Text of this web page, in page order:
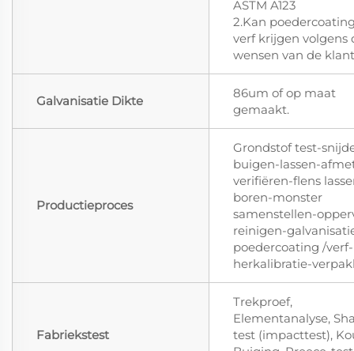
ASTM A123
2.Kan
verf krijgen volgens
wensen van de klant
Galvanisatie Dikte
86um of op maat
gemaakt.
Productieproces
Grondstof test-
buigen-lassen-
verifiëren-flens
boren-monster
samenstellen-
reinigen-
poedercoating /verf-
herkalibratie-
Fabriekstest
Trekproef,
Elementanalyse,
test (impacttest),